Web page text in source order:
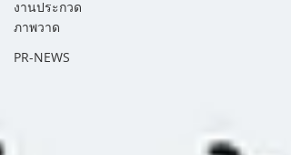
งานประกวด
ภาพวาด
PR-NEWS